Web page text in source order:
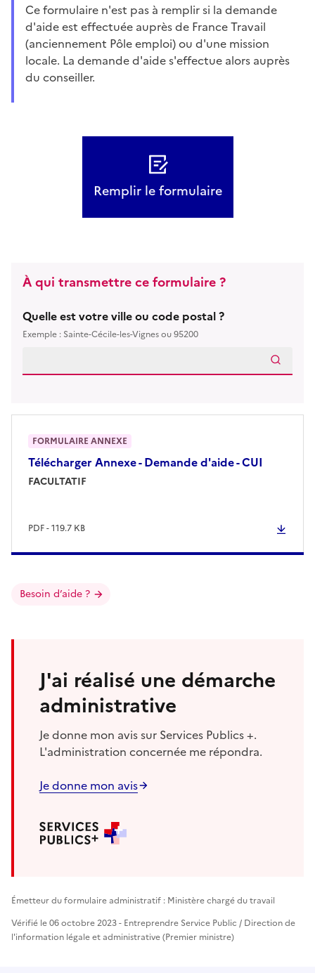
ce formulaire n'est pas à remplir si la demande
d'aide est effectuée auprès de France Travail
(anciennement Pôle emploi) ou d'une mission
locale. La demande d'aide s'effectue alors auprès
du conseiller.
Remplir le formulaire
À qui transmettre ce formulaire ?
Quelle est votre ville ou code postal ?
Exemple : Sainte-Cécile-les-Vignes ou 95200
Télécharger Annexe - Demande d'aide - CUI
FACULTATIF
PDF - 119.7 KB
FORMULAIRE ANNEXE
Besoin d’aide ?
J'ai réalisé une démarche
administrative
Je donne mon avis sur Services Publics +.
L'administration concernée me répondra.
Je donne mon avis
Émetteur du formulaire administratif : Ministère chargé du travail
Vérifié le 06 octobre 2023 - Entreprendre Service Public / Direction de
l'information légale et administrative (Premier ministre)